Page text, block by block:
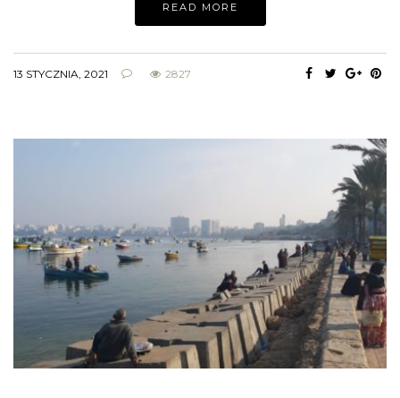
READ MORE
13 STYCZNIA, 2021 2827